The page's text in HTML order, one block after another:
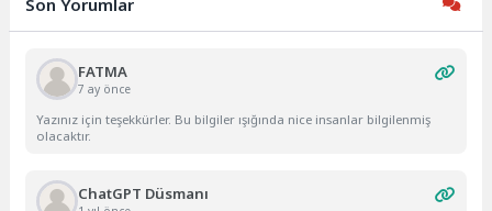
FATMA
7 ay önce
Yazınız için teşekkürler. Bu bilgiler ışığında nice insanlar bilgilenmiş
olacaktır.
ChatGPT Düsmanı